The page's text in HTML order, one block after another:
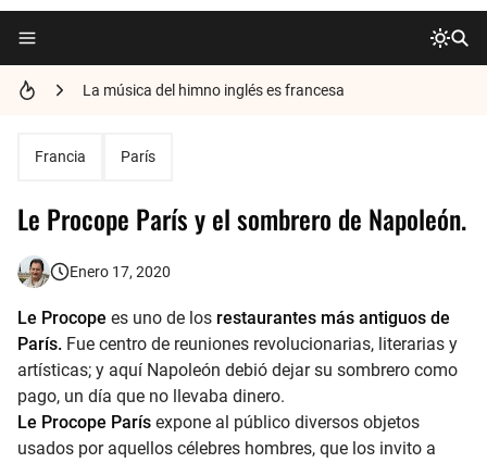
Los números en francés
Las Gárgolas y Quimeras de la Catedral de Notre-Dame
Francia París
Le Procope París y el sombrero de Napoleón.
Enero 17, 2020
Le Procope es uno de los restaurantes más antiguos de
París. Fue centro de reuniones revolucionarias, literarias y
artísticas; y aquí Napoleón debió dejar su sombrero como
pago, un día que no llevaba dinero.
Le Procope París expone al público diversos objetos
usados por aquellos célebres hombres, que los invito a